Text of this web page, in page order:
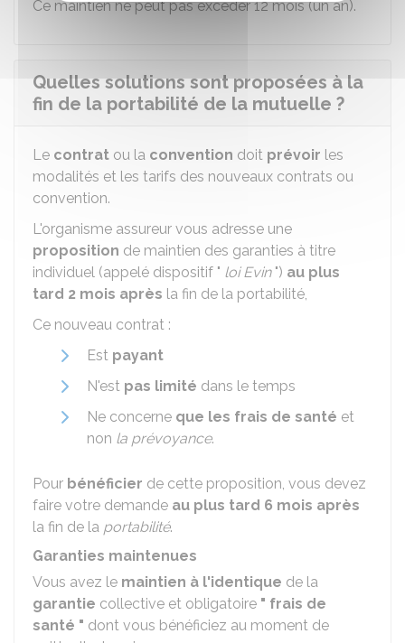
Ce maintien ne peut pas excéder 12 mois (un an).
Quelles solutions sont proposées à la
fin de la portabilité de la mutuelle ?
Le contrat ou la convention doit prévoir les
modalités et les tarifs des nouveaux contrats ou
convention.
L'organisme assureur vous adresse une
proposition de maintien des garanties à titre
individuel (appelé dispositif " loi Evin") au plus
tard 2 mois après la fin de la portabilité,
Ce nouveau contrat :
Est payant
N'est pas limité dans le temps
Ne concerne que les frais de santé et
non la prévoyance.
Pour bénéficier de cette proposition, vous devez
faire votre demande au plus tard 6 mois après
la fin de la portabilité.
Garanties maintenues
Vous avez le maintien à l'identique de la
garantie collective et obligatoire " frais de
santé " dont vous bénéficiez au moment de